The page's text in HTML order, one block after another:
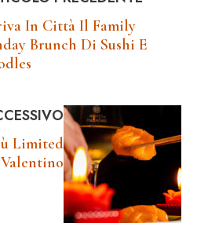
In Città Il Family
Brunch Di Sushi E
Limited